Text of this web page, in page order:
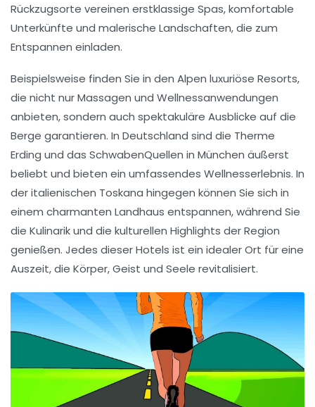
Rückzugsorte vereinen erstklassige Spas, komfortable
Unterkünfte und malerische Landschaften, die zum
Entspannen einladen.
Beispielsweise finden Sie in den Alpen luxuriöse Resorts,
die nicht nurMassagen und Wellnessanwendungen
anbieten, sondern auch spektakuläre Ausblicke auf die
Berge garantieren. In Deutschland sind die Therme
Erding und das SchwabenQuellen in München äußerst
beliebt und bieten ein umfassendes Wellnesserlebnis. In
deritalienischen Toskana hingegen können Sie sich in
einem charmanten Landhaus entspannen, während Sie
die Kulinarik und die kulturellen Highlights der Region
genießen. Jedes dieser Hotels ist ein idealer Ort für eine
Auszeit, die Körper, Geist und Seele revitalisiert.